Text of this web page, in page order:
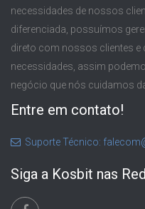
necessidades de nossos
diferenciada, possuímos
direto com nossos clientes e
necessidades, assim
negócio que nós cuidamos
Entre em contato!
Suporte Técnico:
Siga a Kosbit nas